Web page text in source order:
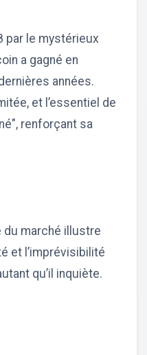
par le mystérieux
a gagné en
années.
et l’essentiel de
renforçant sa
marché illustre
et l’imprévisibilité
qu’il inquiète.